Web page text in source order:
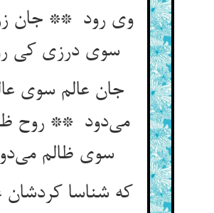
وی رود ** جان
سوی درزی کی رود
جان عالم سوی
می‌دود ** روح
سوی ظالم می‌دود
که شناسا کردشان